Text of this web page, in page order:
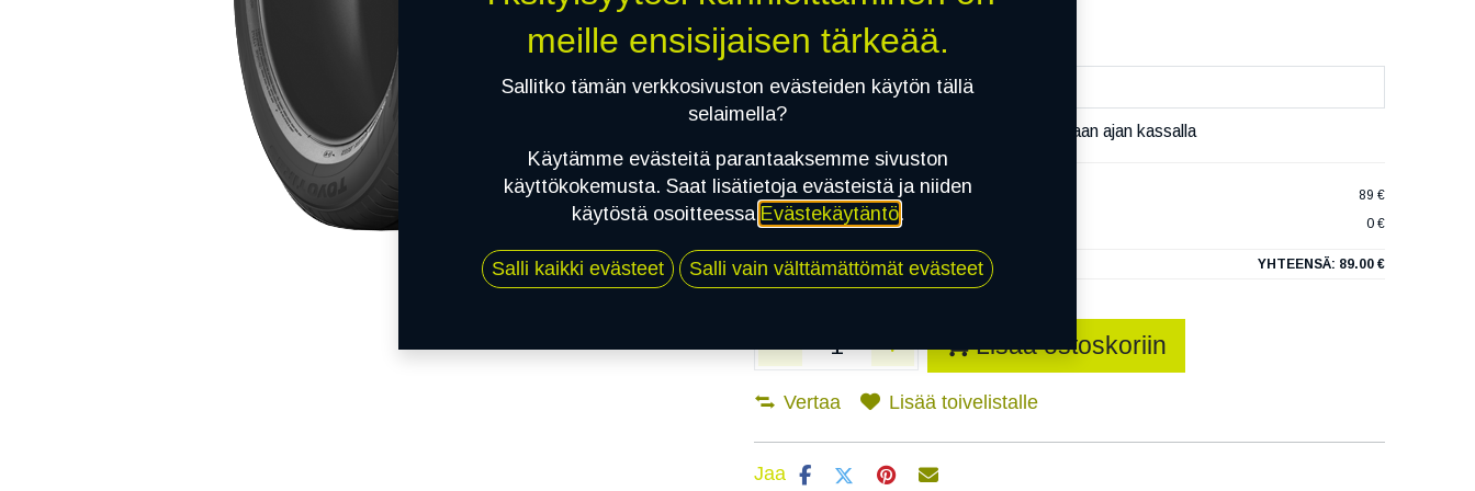
Asennuspalvelu
Mikäli valitset asennuksen, pääset varaamaan ajan kassalla
1X 195/60R16 89H TOYO PROXES COMFORT
89 €
EI ASENNUSTA
0 €
YHTEENSÄ: 89.00 €
Lisää ostoskoriin
Vertaa Lisää toivelistalle
Jaa
meille ensisijaisen tärkeää.
Sallitko tämän verkkosivuston evästeiden käytön tällä
selaimella?
Käytämme evästeitä parantaaksemme sivuston
käyttökokemusta. Saat lisätietoja evästeistä ja niiden
käytöstä osoitteessa Evästekäytäntö.
Salli kaikki evästeet Salli vain välttämättömät evästeet